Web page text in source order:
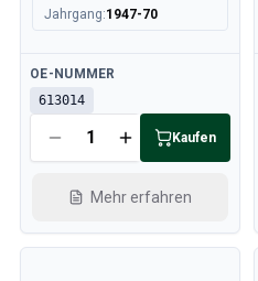
Jahrgang:1947-70
Verfügbar
OE-NUMMER
613014
Kaufen
Mehr erfahren